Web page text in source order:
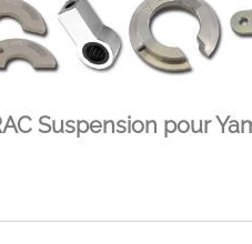
Suspension pour